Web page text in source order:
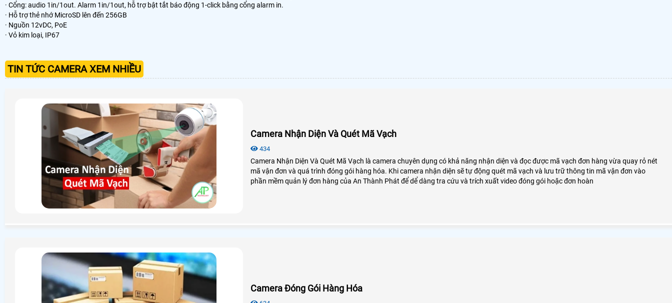
· Cổng: audio 1in/1out. Alarm 1in/1out, hỗ trợ bật tắt báo động 1-click bằng cổng alarm in.
· Hỗ trợ thẻ nhớ MicroSD lên đến 256GB
· Nguồn 12vDC, PoE
· Vỏ kim loại, IP67
TIN TỨC CAMERA XEM NHIỀU
Camera Nhận Diện Và Quét Mã Vạch
434
Camera Nhận Diện Và Quét Mã Vạch là camera chuyên dụng có khả năng nhận diện và đọc được mã vạch đơn hàng vừa quay rỏ nét
mã vận đơn và quá trình đóng gói hàng hóa. Khi camera nhận diện sẽ tự động quét mã vạch và lưu trữ thông tin mã vận đơn vào
phần mềm quản lý đơn hàng của An Thành Phát để dể dàng tra cứu và trích xuất video đóng gói hoặc đơn hoàn
Camera Đóng Gói Hàng Hóa